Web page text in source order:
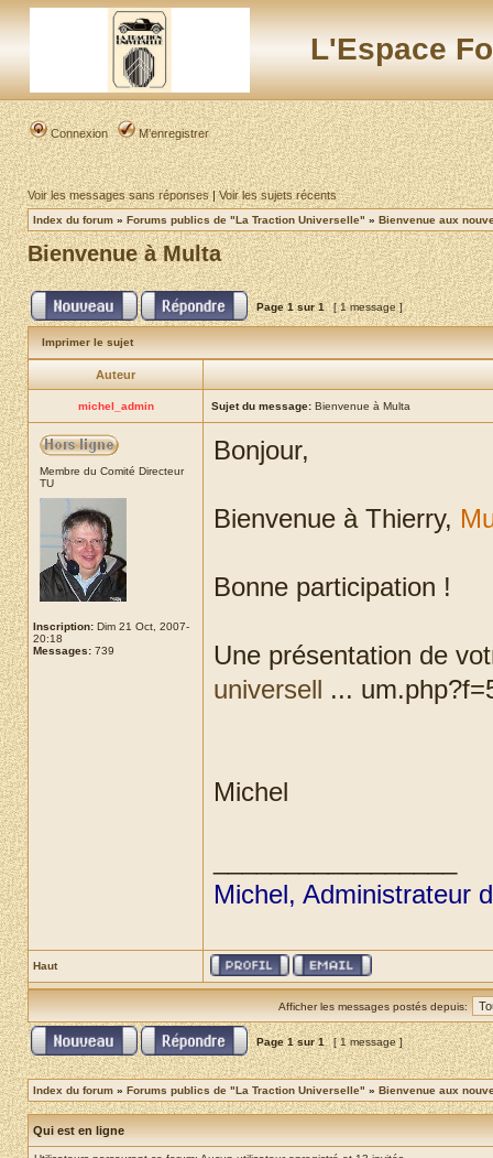
L'Espace
Connexion M’enregistrer
Voir les messages sans réponses|Voir les sujets récents
Index du forum » Forums publics de "La Traction Universelle" » Bienvenue aux
Bienvenue à Multa
Page1sur1 [ 1 message ]
Imprimer le sujet
Auteur
michel_admin Sujet du message: Bienvenue à Multa
Membre du Comité Directeur
TU
Inscription: Dim 21 Oct, 2007-
20:18
Messages: 739
Bonjour,
Bienvenue à Thierry,
Bonne participation !
Une présentation de
universell ...
Michel
Michel, Administrateur
Haut
Afficher les messages postés depuis:
Page1sur1 [ 1 message ]
Index du forum » Forums publics de "La Traction Universelle" » Bienvenue aux
Qui est en ligne